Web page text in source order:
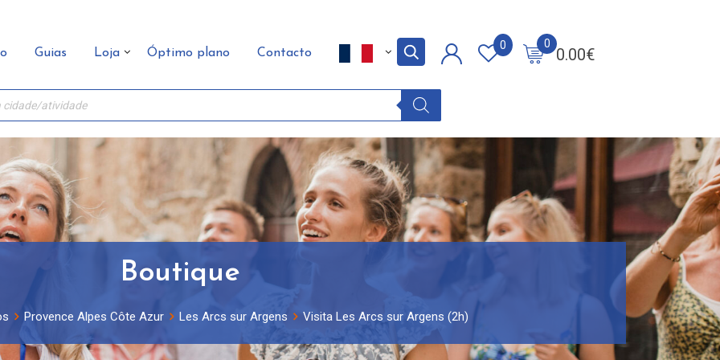
Guias Loja Óptimo plano Contacto 0.00€
0
0
Boutique
Provence Alpes Côte Azur Les Arcs sur Argens Visita Les Arcs sur Argens (2h)